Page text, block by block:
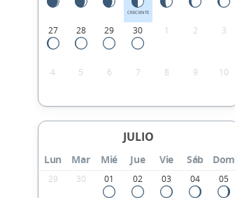
CRECIENTE
27 28 29 30 1 2 3
4 5 6 7 8 9 10
JULIO
Lun Mar Mié Jue Vie Sáb Dom
29 30 01 02 03 04 05